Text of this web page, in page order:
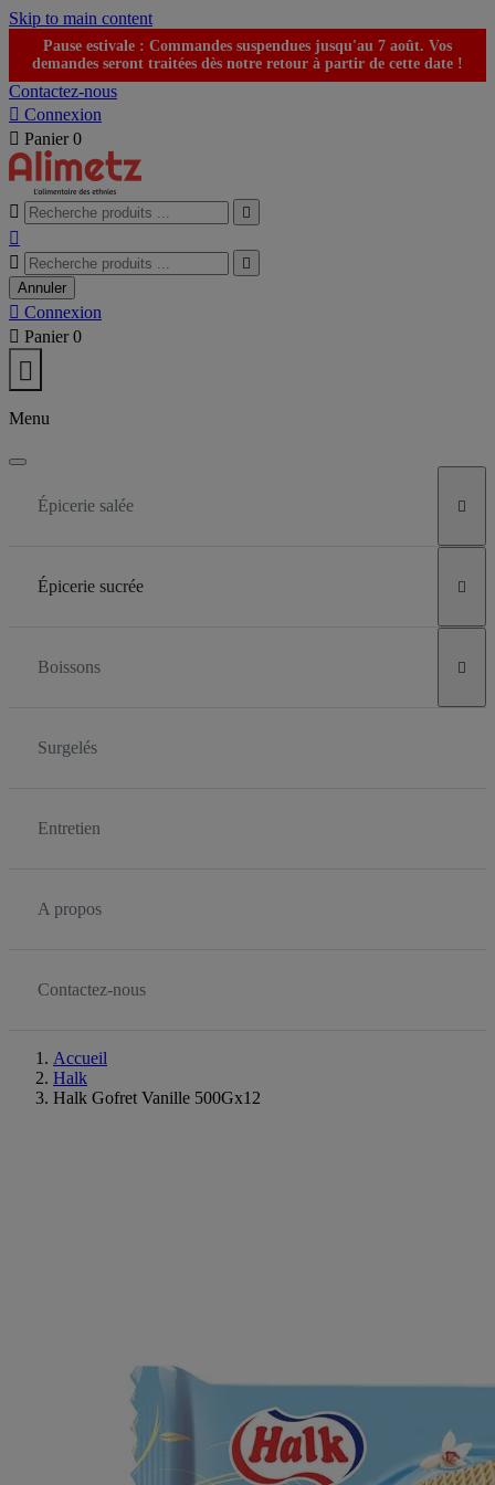
Skip to main content
Pause estivale : Commandes suspendues jusqu'au 7 août. Vos
demandes seront traitées dès notre retour à partir de cette date !
Contactez-nous
 Connexion
 Panier 0
 



Annuler
 Connexion
 Panier 0

Menu
Épicerie salée 
Épicerie sucrée 
Boissons 
Surgelés
Entretien
A propos
Contactez-nous
Accueil
Halk
Halk Gofret Vanille 500Gx12